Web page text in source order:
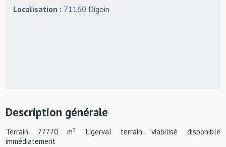
Localisation : 71160 Digoin
Description générale
Terrain 77770 m² Ligerval terrain viabilisé disponible
immédiatement